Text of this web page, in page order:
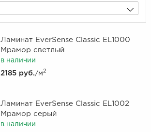
Ламинат EverSense Classic EL1000
Мрамор светлый
в наличии
2185 руб./м2
Ламинат EverSense Classic EL1002
Мрамор серый
в наличии